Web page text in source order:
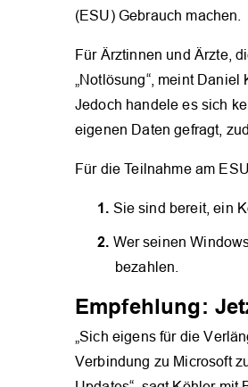
(ESU) Gebrauch machen.
Für Ärztinnen und Ärzte,
„Notlösung“, meint
Jedoch handele es sich
eigenen Daten gefragt,
Für die Teilnahme am
Sie sind bereit, ein
Wer seinen
bezahlen.
Empfehlung:
„Sich eigens für die
Verbindung zu Microsoft